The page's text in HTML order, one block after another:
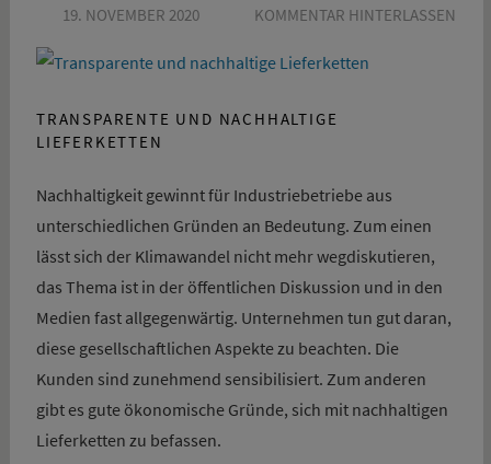
19. NOVEMBER 2020 SUSANNE SCHÖN
KOMMENTAR HINTERLASSEN
TRANSPARENTE UND NACHHALTIGE
LIEFERKETTEN
Nachhaltigkeit gewinnt für Industriebetriebe aus
unterschiedlichen Gründen an Bedeutung. Zum einen
lässt sich der Klimawandel nicht mehr wegdiskutieren,
das Thema ist in der öffentlichen Diskussion und in den
Medien fast allgegenwärtig. Unternehmen tun gut daran,
diese gesellschaftlichen Aspekte zu beachten. Die
Kunden sind zunehmend sensibilisiert. Zum anderen
gibt es gute ökonomische Gründe, sich mit nachhaltigen
Lieferketten zu befassen.